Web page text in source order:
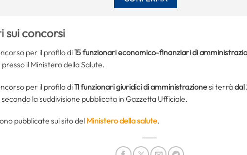
sui concorsi
per il profilo di15 funzionari economico-finanziari di
il Ministero della Salute.
per il profilo di11 funzionari giuridici di amministrazionesi terràdal
la suddivisione pubblicata in Gazzetta Ufficiale.
pubblicate sul sito del Ministero della salute.